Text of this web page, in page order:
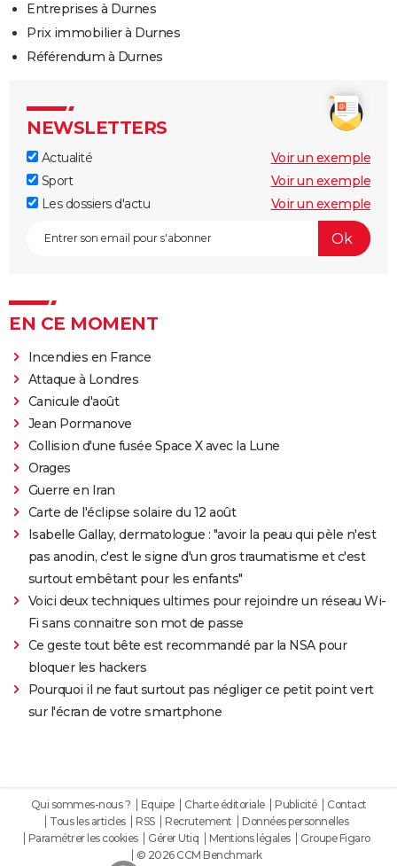
Entreprises à Durnes
Prix immobilier à Durnes
Référendum à Durnes
NEWSLETTERS
Actualité
Voir un exemple
Sport
Voir un exemple
Les dossiers d'actu
Voir un exemple
EN CE MOMENT
Incendies en France
Attaque à Londres
Canicule d'août
Jean Pormanove
Collision d'une fusée Space X avec la Lune
Orages
Guerre en Iran
Carte de l'éclipse solaire du 12 août
Isabelle Gallay, dermatologue : "avoir la peau qui pèle n'est
pas anodin, c'est le signe d'un gros traumatisme et c'est
surtout embêtant pour les enfants"
Voici deux techniques ultimes pour rejoindre un réseau Wi-
Fi sans connaitre son mot de passe
Ce geste tout bête est recommandé par la NSA pour
bloquer les hackers
Pourquoi il ne faut surtout pas négliger ce petit point vert
sur l'écran de votre smartphone
Qui sommes-nous ? Equipe Charte éditoriale Publicité
Contact
Tous les articles
RSS Recrutement
Données personnelles
Paramétrer les cookies
Gérer Utiq Mentions légales
Groupe Figaro
© 2026 CCM Benchmark